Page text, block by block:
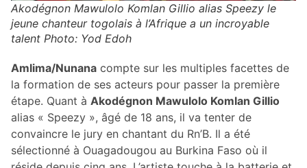
Akodégnon Mawulolo Komlan Gillio alias Speezy le
jeune chanteur togolais à l’Afrique a un incroyable
talent Photo: Yod Edoh
Amlima/Nunana compte sur les multiples facettes de
la formation de ses acteurs pour passer la première
étape. Quant à Akodégnon Mawulolo Komlan Gillio
alias « Speezy », âgé de 18 ans, il va tenter de
convaincre le jury en chantant du Rn’B. Il a été
sélectionné à Ouagadougou au Burkina Faso où il